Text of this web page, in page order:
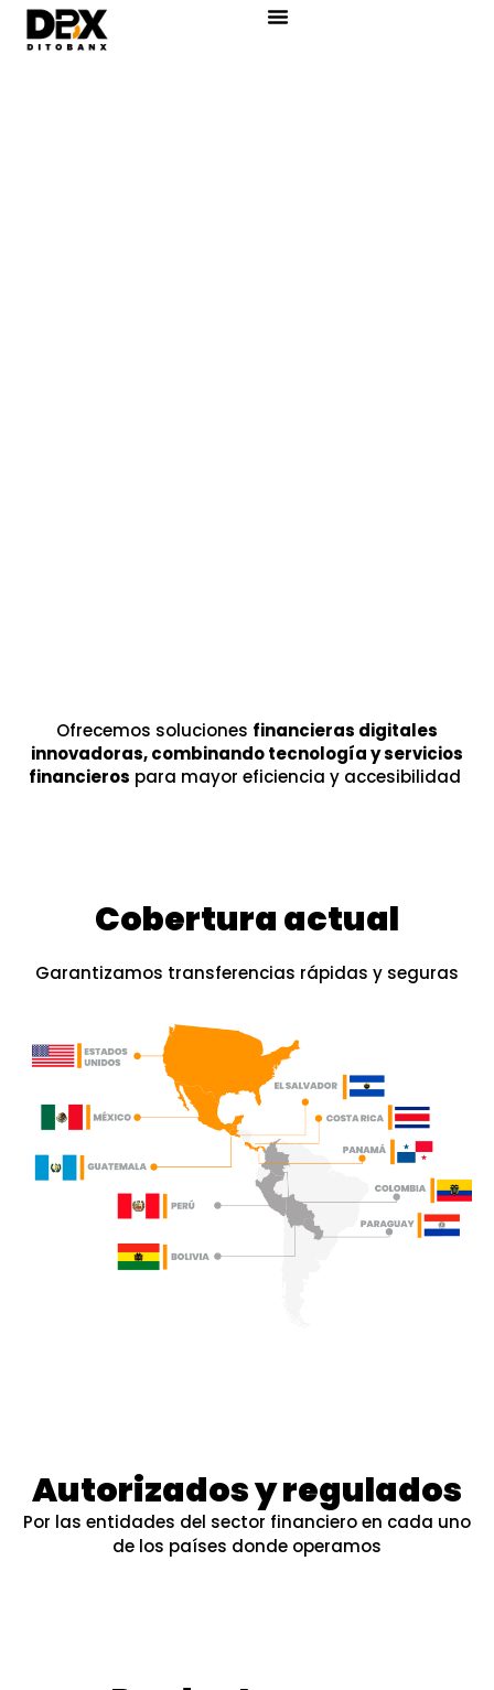
content
Ofrecemos soluciones financieras digitales
innovadoras, combinando tecnología y servicios
financieros para mayor eficiencia y accesibilidad
Cobertura actual
Garantizamos transferencias rápidas y seguras
Autorizados y regulados
Por las entidades del sector financiero en cada uno
de los países donde operamos